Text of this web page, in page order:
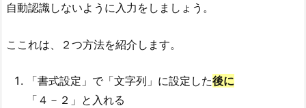
自動認識しないように入力をしましょう。
ここれは、２つ方法を紹介します。
「書式設定」で「文字列」に設定した後に
「４－２」と入れる